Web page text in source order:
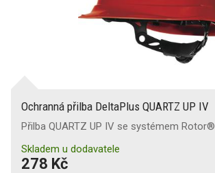
Ochranná přilba DeltaPlus QUARTZ UP IV
Přilba QUARTZ UP IV se systémem Rotor®
Skladem u dodavatele
278 Kč